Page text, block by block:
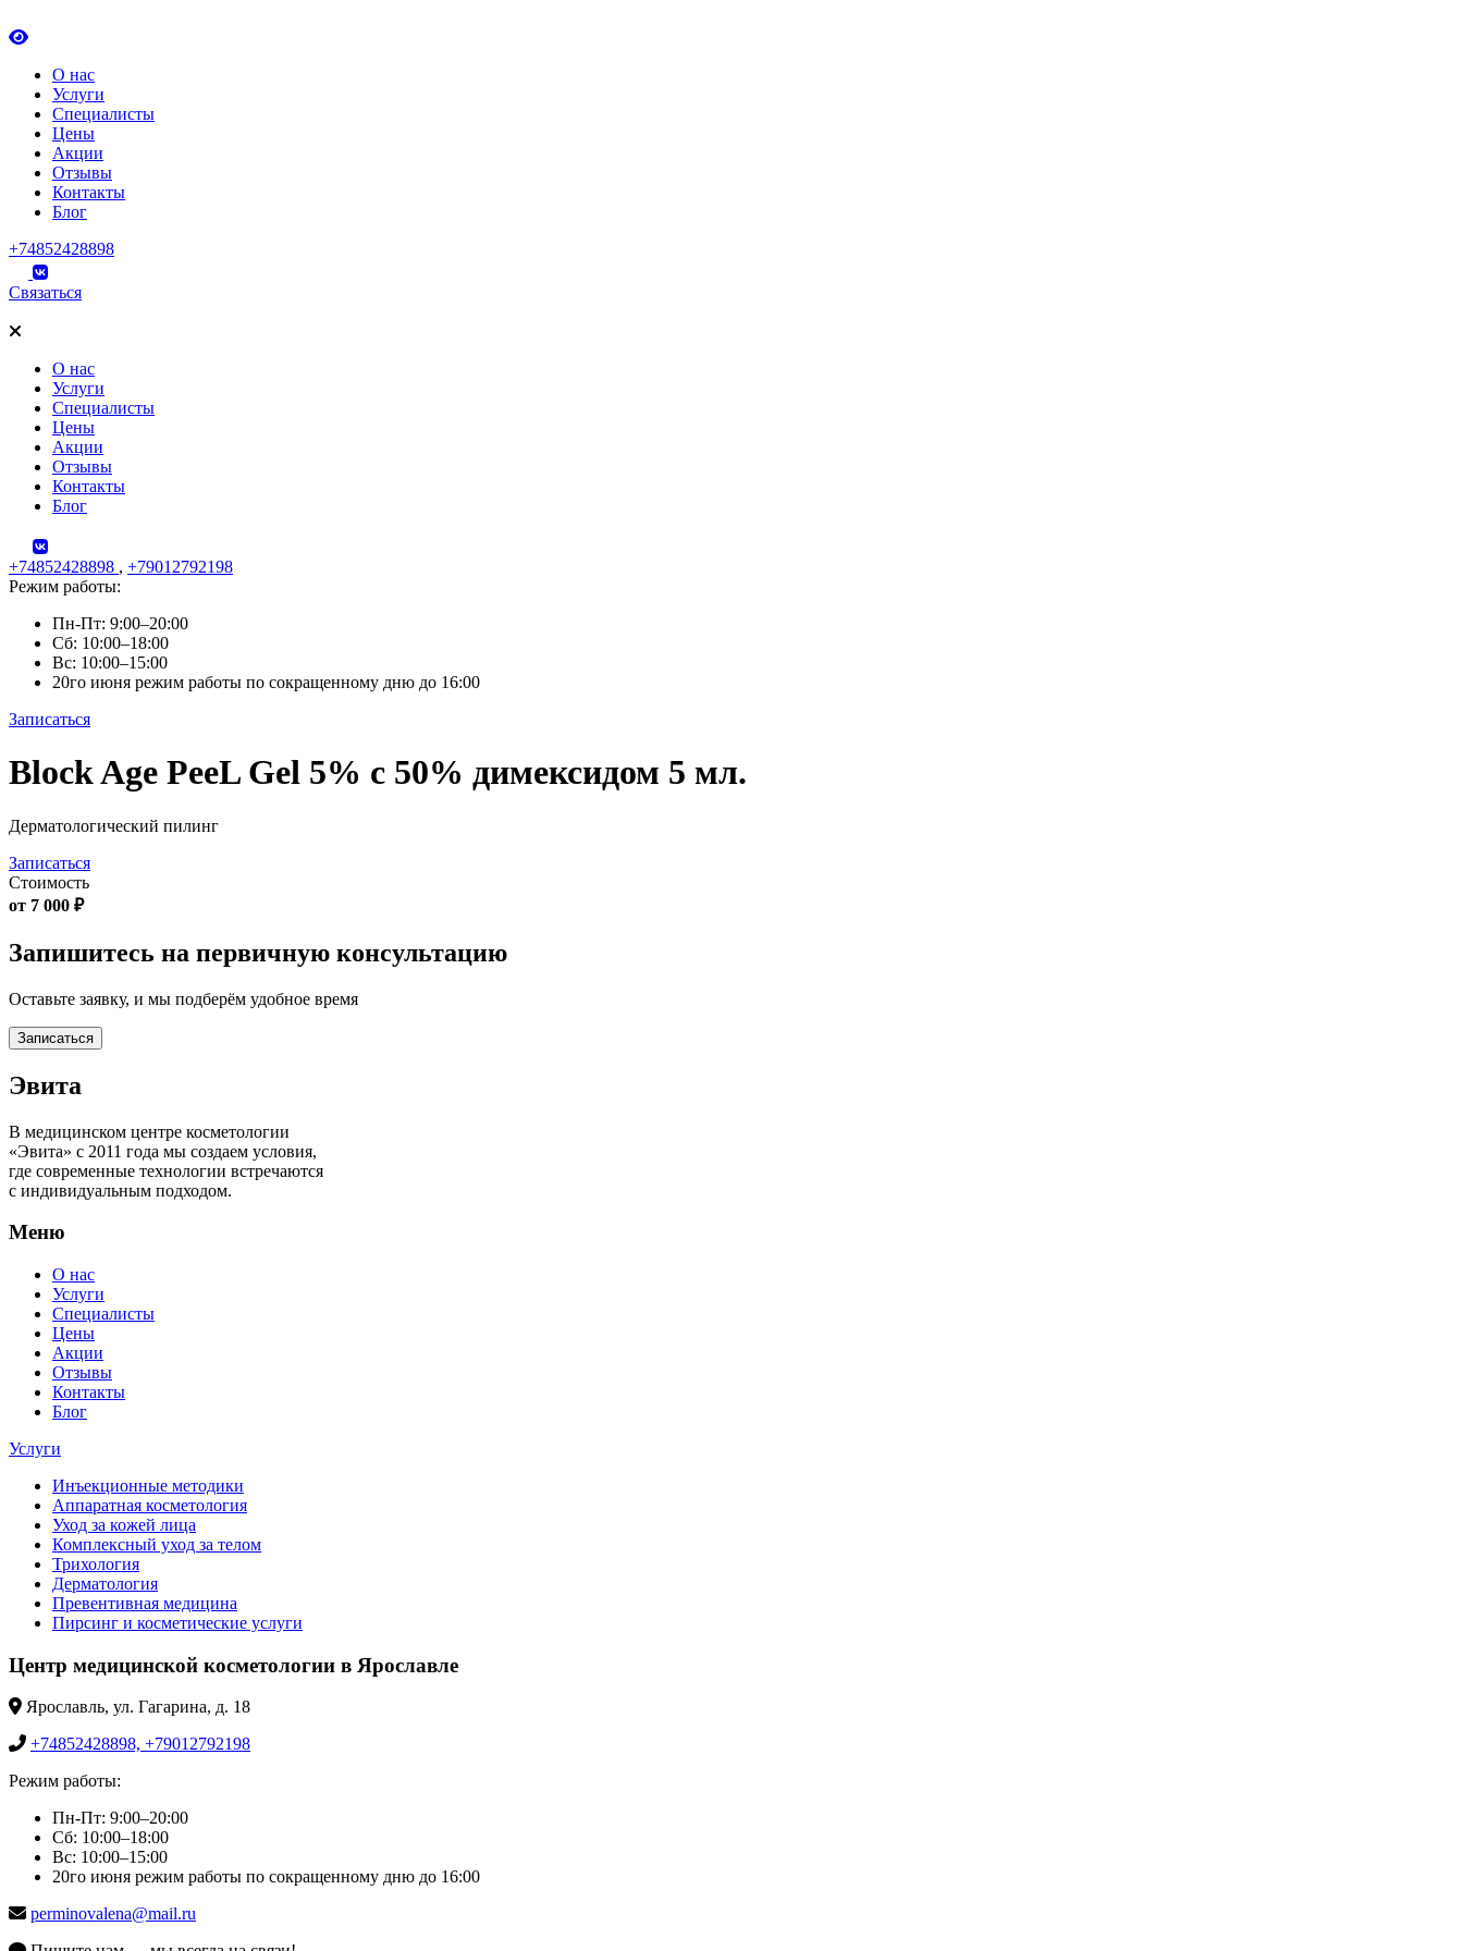
О нас
Услуги
Специалисты
Цены
Акции
Отзывы
Контакты
Блог
+74852428898
Связаться
О нас
Услуги
Специалисты
Цены
Акции
Отзывы
Контакты
Блог
+74852428898 , +79012792198
Режим работы:
Пн-Пт: 9:00–20:00
Сб: 10:00–18:00
Вс: 10:00–15:00
20го июня режим работы по сокращенному дню до 16:00
Записаться
Skip
to
Block Age PeeL Gel 5% с 50% димексидом 5 мл.
Дерматологический пилинг
Записаться
Стоимость
от 7 000 ₽
Запишитесь на первичную консультацию
Оставьте заявку, и мы подберём удобное время
Записаться
Эвита
В медицинском центре косметологии
«Эвита» с 2011 года мы создаем условия,
где современные технологии встречаются
с индивидуальным подходом.
Меню
О нас
Услуги
Специалисты
Цены
Акции
Отзывы
Контакты
Блог
Услуги
Инъекционные методики
Аппаратная косметология
Уход за кожей лица
Комплексный уход за телом
Трихология
Дерматология
Превентивная медицина
Пирсинг и косметические услуги
Центр медицинской косметологии в Ярославле
Ярославль, ул. Гагарина, д. 18
+74852428898, +79012792198
Режим работы:
Пн-Пт: 9:00–20:00
Сб: 10:00–18:00
Вс: 10:00–15:00
20го июня режим работы по сокращенному дню до 16:00
perminovalena@mail.ru